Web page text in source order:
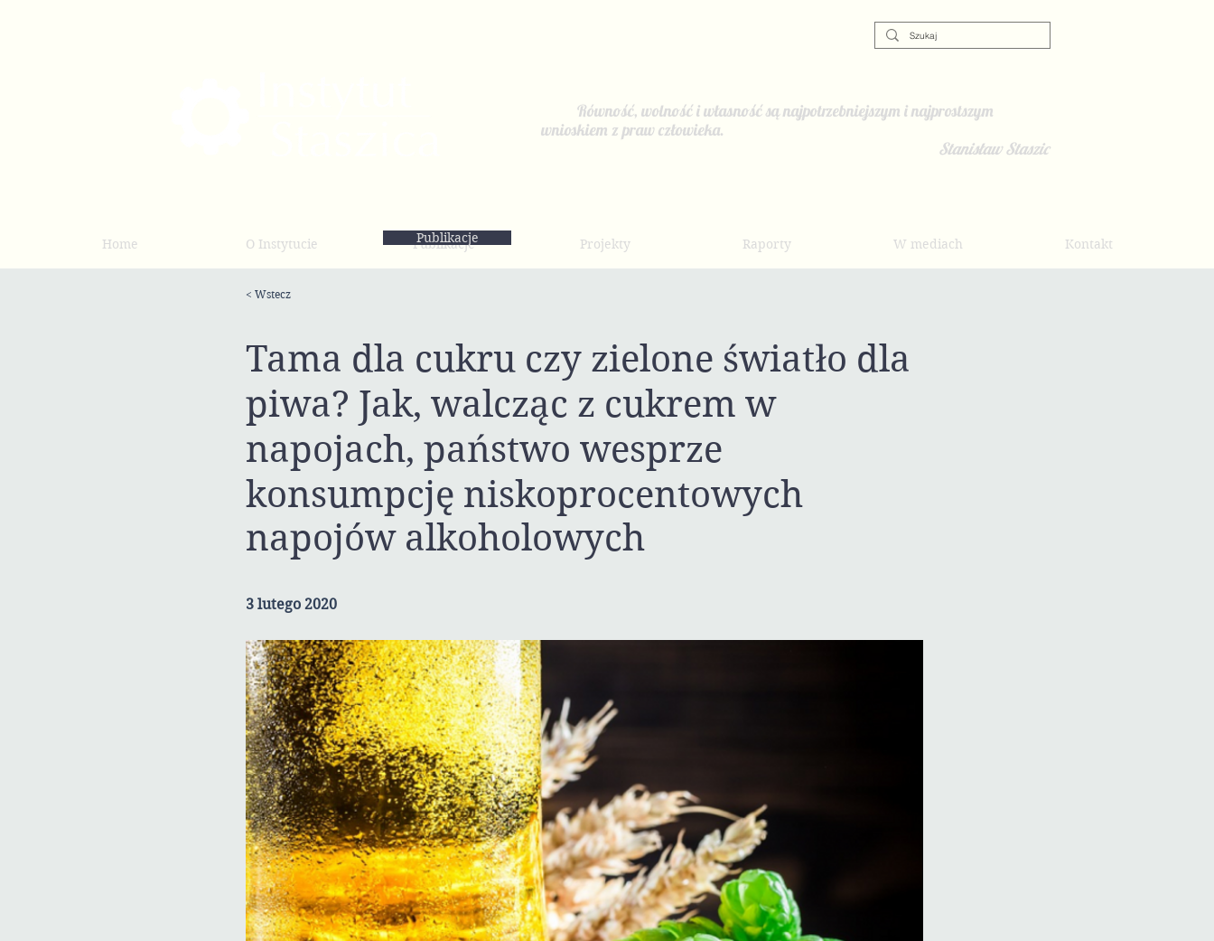
Równość, wolność i własność są najpotrzebniejszym i najprostszym
wnioskiem z praw człowieka.
Stanisław Staszic
Home O Instytucie Publikacje Projekty Raporty W mediach Kontakt
Publikacje
< Wstecz
Tama dla cukru czy zielone światło dla
piwa? Jak, walcząc z cukrem w
napojach, państwo wesprze
konsumpcję niskoprocentowych
napojów alkoholowych
3 lutego 2020